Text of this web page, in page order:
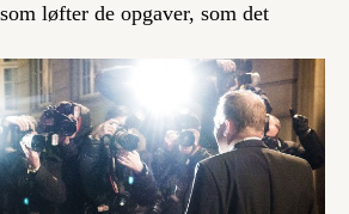
løfter de opgaver, som det